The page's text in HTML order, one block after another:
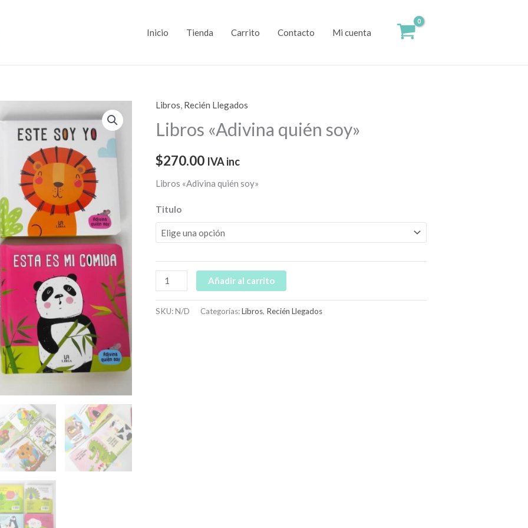
Inicio Tienda Carrito Contacto Mi cuenta
Libros, Recién Llegados
Libros «Adivina quién soy»
$270.00 IVA inc
Libros «Adivina quién soy»
Titulo
Libros
"Adivina
quién
soy"
Añadir al carrito
SKU:N/D Categorías:Libros, Recién Llegados